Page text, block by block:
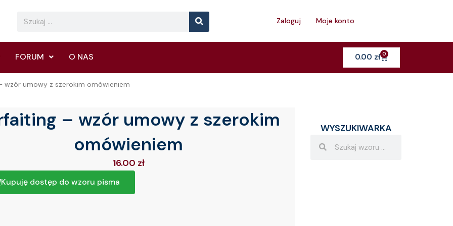
Search Search
Zaloguj Moje konto
FORUM O NAS 0.00 zł 0Cart
wzór umowy z szerokim omówieniem
– wzór umowy z szerokim
omówieniem
16.00 zł
Kupuję dostęp do wzoru pisma
WYSZUKIWARKA